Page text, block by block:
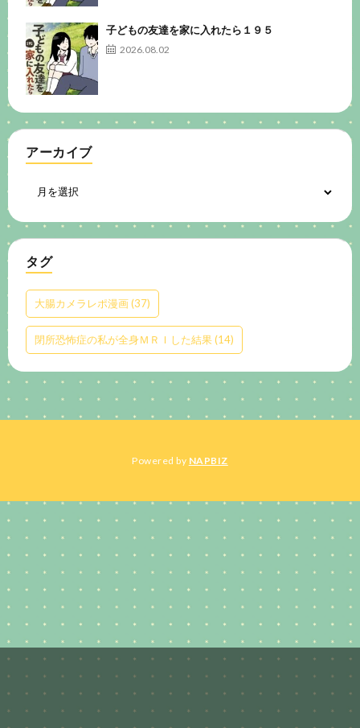
子どもの友達を家に入れたら１９５
2026.08.02
アーカイブ
タグ
大腸カメラレポ漫画(37)
閉所恐怖症の私が全身ＭＲＩした結果(14)
Powered by NAPBIZ